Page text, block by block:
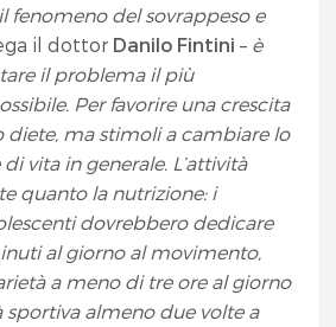
fenomeno del sovrappeso e
il dottor Danilo Fintini – è
il problema il più
Per favorire una crescita
diete, ma stimoli a cambiare lo
vita in generale. L’attività
quanto la nutrizione: i
dovrebbero dedicare
al giorno al movimento,
a meno di tre ore al giorno
sportiva almeno due volte a